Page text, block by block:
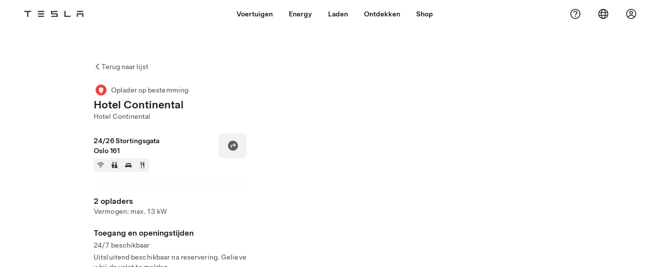
Tesla Voertuigen Energy Laden Ontdekken Shop
Terug naar lijst
Oplader op bestemming
Hotel Continental
Hotel Continental
24/26 Stortingsgata
Oslo 161
2 opladers
Vermogen: max. 13 kW
Toegang en openingstijden
24/7 beschikbaar
Uitsluitend beschikbaar na reservering. Gelieve